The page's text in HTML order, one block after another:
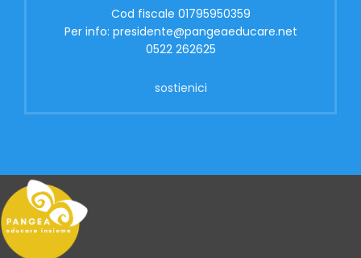
Cod fiscale 01795950359
Per info: presidente@pangeaeducare.net
0522 262625
sostienici